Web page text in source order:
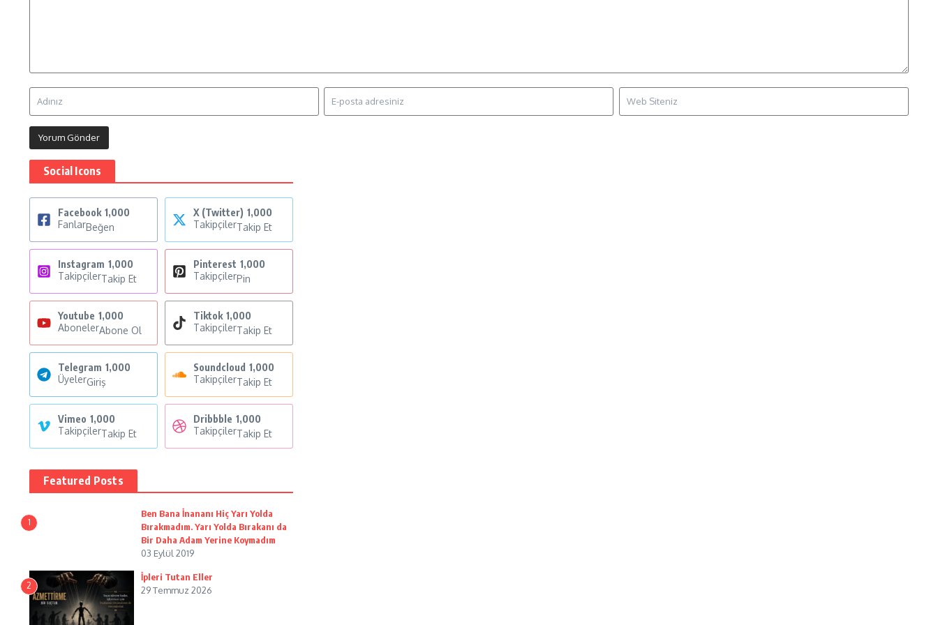
Social Icons
Facebook 1,000
FanlarBeğen
X (Twitter) 1,000
TakipçilerTakip Et
Instagram 1,000
TakipçilerTakip Et
Pinterest 1,000
TakipçilerPin
Youtube 1,000
AbonelerAbone Ol
Tiktok 1,000
TakipçilerTakip Et
Telegram 1,000
ÜyelerGiriş
Soundcloud 1,000
TakipçilerTakip Et
Vimeo 1,000
TakipçilerTakip Et
Dribbble 1,000
TakipçilerTakip Et
Featured Posts
1
Ben Bana İnananı Hiç Yarı Yolda
Bırakmadım. Yarı Yolda Bırakanı da
Bir Daha Adam Yerine Koymadım
03 Eylül 2019
2
İpleri Tutan Eller
29 Temmuz 2026